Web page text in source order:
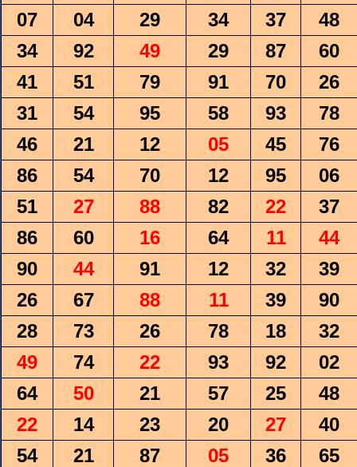
07
04 29 34 37
48
34
92 49 29 87
60
41
51 79 91 70
26
31
54 95 58 93
78
46
21 12 05 45
76
86
54 70 12 95
06
51
27 88 82 22
37
86
60 16 64 11
44
90
44 91 12 32
39
26
67 88 11 39
90
28
73 26 78 18
32
49
74 22 93 92
02
64
50 21 57 25
48
22
14 23 20 27
40
54
21 87 05 36
65